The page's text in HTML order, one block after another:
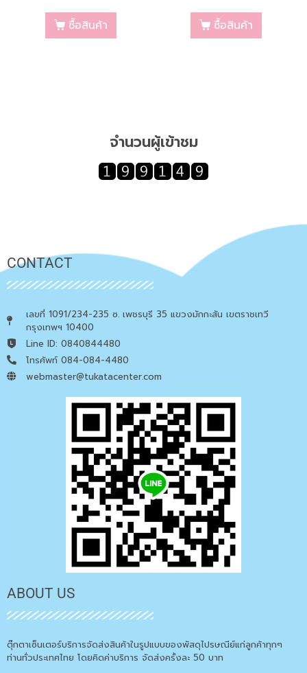
ซื้อสินค้า ซื้อสินค้า
จำนวนผู้เข้าชม
CONTACT
เลขที่ 1091/234-235 ซ. เพชรบุรี 35 แขวงมักกะสัน เขตราชเทวี
กรุงเทพฯ 10400
Line ID: 0840844480
โทรศัพท์ 084-084-4480
webmaster@tukatacenter.com
ABOUT US
ตุ๊กตาเซ็นเตอร์บริการจัดส่งสินค้าในรูปแบบของพัสดุไปรษณีย์แก่ลูกค้าทุกๆ
ท่านทั่วประเทศไทย โดยคิดค่าบริการ จัดส่งครั้งละ 50 บาท